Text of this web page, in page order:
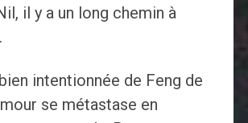
il y a un long chemin à
intentionnée de Feng de
se métastase en